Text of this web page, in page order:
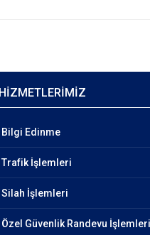
HİZMETLERİMİZ
Bilgi Edinme
Trafik İşlemleri
Silah İşlemleri
Özel Güvenlik Randevu İşlemleri